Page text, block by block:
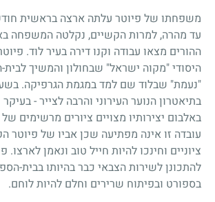
עד מהרה, למרות הקשיים, נקלטה המשפחה
ההורים מצאו עבודה וקנו דירה בעיר לוד.
היסודי "מקוה ישראל" שבחולון והמשיך
"נעמת" שבלוד שם למד במגמת הגרפיקה.
בתיאטרון הנוער העירוני והרבה לצייר -
באלבום יצירותיו מצויים ציורים מרשימים
עובדה זו אינה מפתיעה שכן אביו של פיוטר
ציוניים וחינכו להיות חייל טוב ונאמן לארצו.
להתכונן לשירות הצבאי כבר בהיותו בבית-
בספורט ובפיתוח שרירים וחלם להיות לוחם.